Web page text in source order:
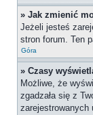
» Jak zmienić
Jeżeli jesteś
stron forum. Ten
Góra
» Czasy
Możliwe, że
zgadzała się z
zarejestrowanych